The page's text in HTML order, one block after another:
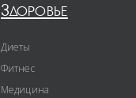
Здоровье
Диеты
Фитнес
Медицина